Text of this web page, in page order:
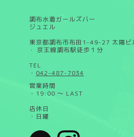
調布水着ガールズバー
ジュエル
東京都調布市布田1-49-27 太陽ビ
・
京王線調布駅徒歩１分
TEL
・ 042-487-7034
営業時間
・19:00 ～ LAST
店休日
・日曜